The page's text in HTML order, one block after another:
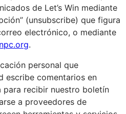
de Let’s Win mediante
(unsubscribe) que figura
electrónico, o mediante
.
personal que
escribe comentarios en
recibir nuestro boletín
a proveedores de